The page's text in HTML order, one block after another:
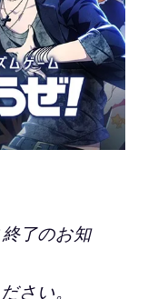
了のお知
さい。